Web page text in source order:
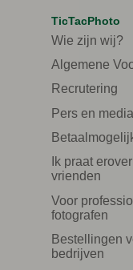
TicTacPhoto
Wie zijn wij?
Algemene
Recrutering
Pers en media
Ik praat
vrienden
Voor
fotografen
Bestellingen
bedrijven